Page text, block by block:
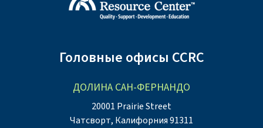
Головные офисы CCRC
ДОЛИНА САН-ФЕРНАНДО
20001 Prairie Street
Чатсворт, Калифорния 91311